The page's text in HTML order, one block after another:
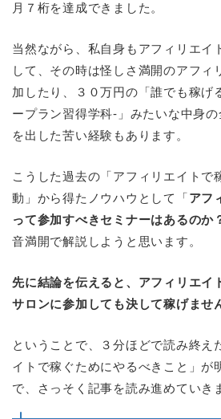
月７桁を達成できました。
当然ながら、私自身もアフィリエイ
して、その時は怪しさ満開のアフィ
加したり、３０万円の「誰でも稼げ
ープラン習得学科-」みたいな中身
を出した苦い経験もあります。
こうした過去の「アフィリエイトで
動」から得たノウハウとして「アフ
って参加すべきセミナーはあるのか
音満開で解説しようと思います。
先に結論を伝えると、アフィリエイ
サロンに参加しても決して稼げませ
ということで、３分ほどで読み終え
イトで稼ぐためにやるべきこと」が
で、さっそく記事を読み進めていき